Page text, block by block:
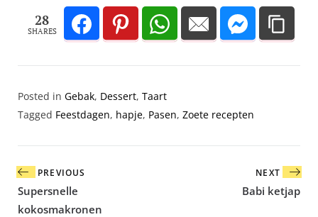
28
SHARES
Posted in Gebak, Dessert, Taart
Tagged Feestdagen, hapje, Pasen, Zoete recepten
Bericht
navigatie
PREVIOUS
Supersnelle
kokosmakronen
NEXT
Babi ketjap